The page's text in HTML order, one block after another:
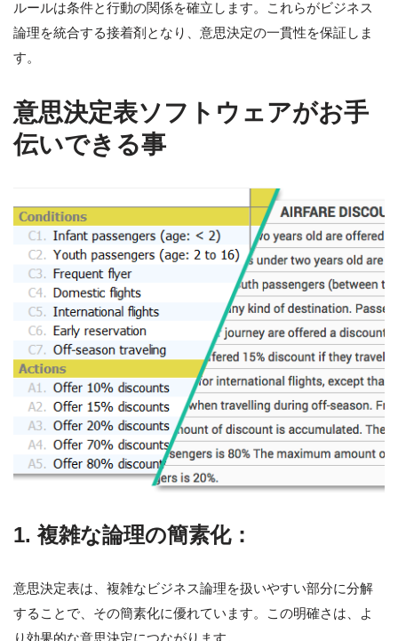
ルールは条件と行動の関係を確立します。これらがビジネス
論理を統合する接着剤となり、意思決定の一貫性を保証しま
す。
意思決定表ソフトウェアがお手
伝いできる事
1. 複雑な論理の簡素化：
意思決定表は、複雑なビジネス論理を扱いやすい部分に分解
することで、その簡素化に優れています。この明確さは、よ